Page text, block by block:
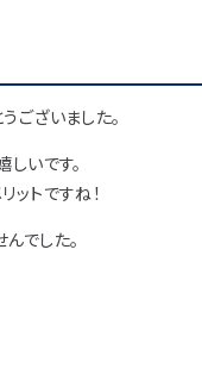
ございました。
いです。
ットですね！
でした。